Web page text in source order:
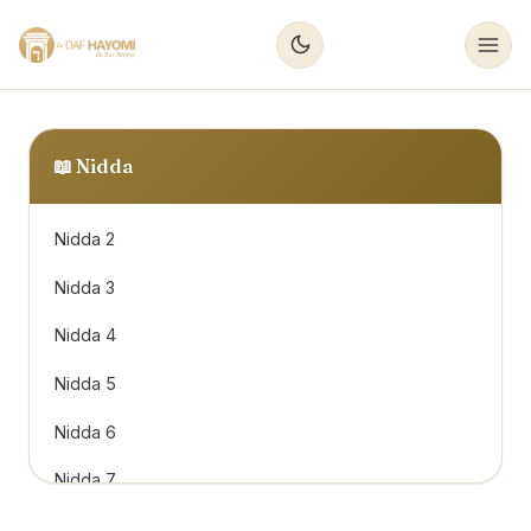
📖 Nidda
Nidda 2
Nidda 3
Nidda 4
Nidda 5
Nidda 6
Nidda 7